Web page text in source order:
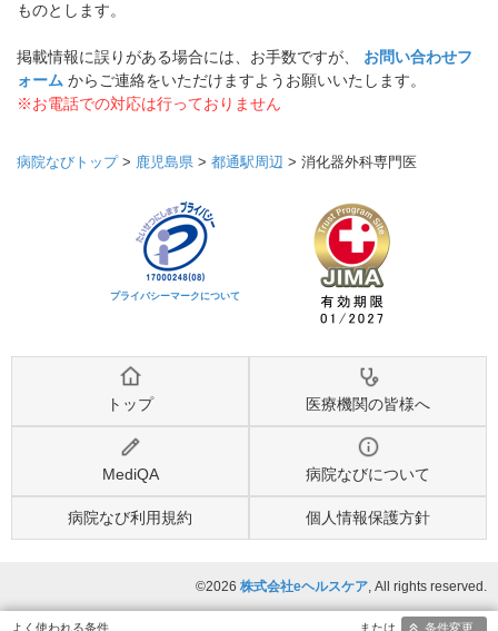
ものとします。
掲載情報に誤りがある場合には、お手数ですが、 お問い合わせフ
ォーム からご連絡をいただけますようお願いいたします。
※お電話での対応は行っておりません
病院なびトップ> 鹿児島県 > 都通駅周辺 > 消化器外科専門医
プライバシーマークについて
トップ 医療機関の皆様へ
MediQA 病院なびについて
病院なび利用規約 個人情報保護方針
©2026 株式会社eヘルスケア, All rights reserved.
条件変更